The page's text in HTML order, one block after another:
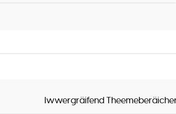
Iwwergräifend